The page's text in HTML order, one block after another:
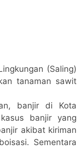
(Saling)
tanaman sawit
banjir di Kota
banjir yang
akibat kiriman
Sementara